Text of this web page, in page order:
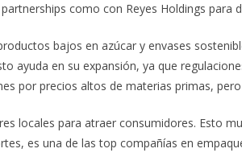
como con Reyes Holdings para
bajos en azúcar y envases
ayuda en su expansión, ya que
por precios altos de materias primas,
locales para atraer consumidores. Esto
es una de las top compañías en